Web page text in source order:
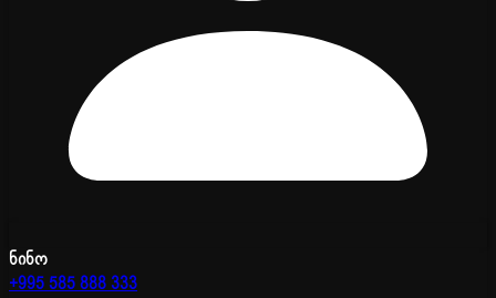
ნინო
+995 585 888 333